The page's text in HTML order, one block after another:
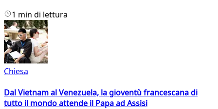
1 min di lettura
Chiesa
Dal Vietnam al Venezuela, la gioventù francescana di
tutto il mondo attende il Papa ad Assisi